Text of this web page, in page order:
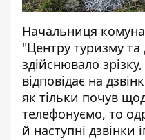
Начальниця
"Центру туризму та
здійснювало
відповідає на
як тільки почув
телефонуємо, то
й наступні дзвінки